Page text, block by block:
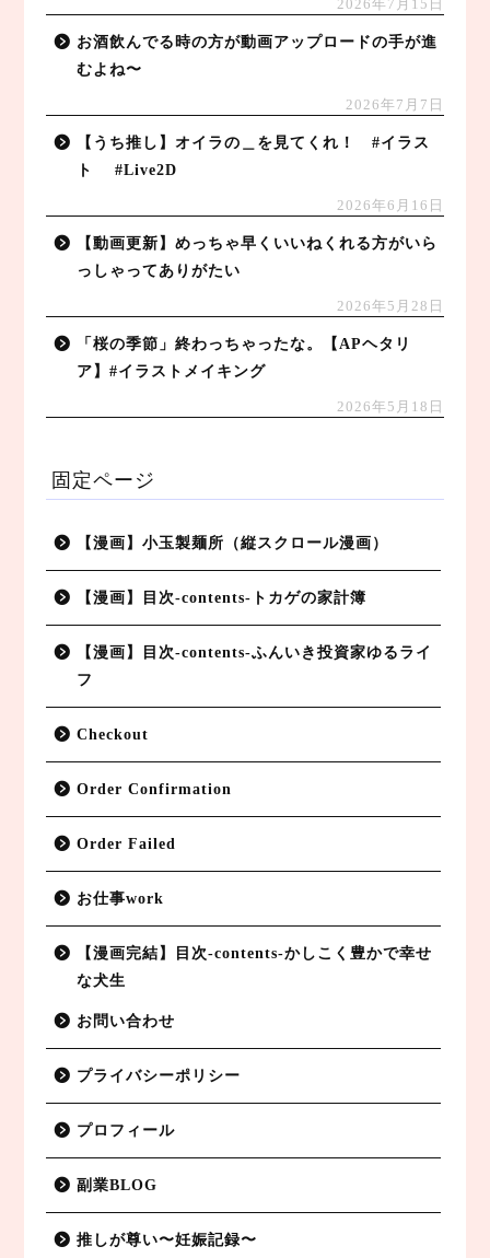
2026年7月15日
お酒飲んでる時の方が動画アップロードの手が進
むよね〜
2026年7月7日
【うち推し】オイラの＿を見てくれ！ #イラス
ト #Live2D
2026年6月16日
【動画更新】めっちゃ早くいいねくれる方がいら
っしゃってありがたい
2026年5月28日
「桜の季節」終わっちゃったな。【APヘタリ
ア】#イラストメイキング
2026年5月18日
固定ページ
【漫画】小玉製麺所（縦スクロール漫画）
【漫画】目次-contents-トカゲの家計簿
【漫画】目次-contents-ふんいき投資家ゆるライ
フ
Checkout
Order Confirmation
Order Failed
お仕事work
【漫画完結】目次-contents-かしこく豊かで幸せ
な犬生
お問い合わせ
プライバシーポリシー
プロフィール
副業BLOG
推しが尊い〜妊娠記録〜
特定商取引法に基づく表記